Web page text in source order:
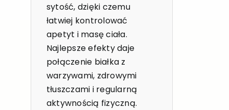
sytość, dzięki czemu
łatwiej kontrolować
apetyt i masę ciała.
Najlepsze efekty daje
połączenie białka z
warzywami, zdrowymi
tłuszczami i regularną
aktywnością fizyczną.